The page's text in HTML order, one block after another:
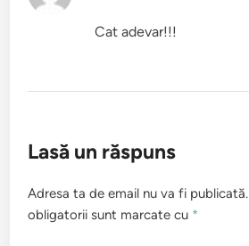
Cat adevar!!!
Lasă un răspuns
Adresa ta de email nu va fi publicată.
obligatorii sunt marcate cu *